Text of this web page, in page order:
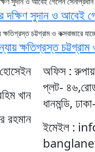
দক্ষিণ সুদান ও আবেই
ক্ষতিগ্রস্ত
খান
রহমান
অফিস :
প্লট-
ধানমন্ডি,
ইমেইল :